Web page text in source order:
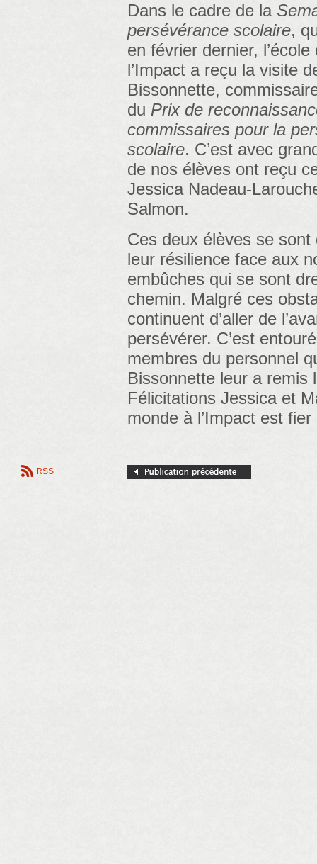
Dans le cadre de la
persévérance scolaire,
en février dernier,
l’Impact a reçu la visite
Bissonnette,
du Prix de
commissaires pour la
scolaire. C’est avec
de nos élèves ont reçu
Jessica Nadeau-
Salmon.
Ces deux élèves se sont
leur résilience face aux
embûches qui se sont
chemin. Malgré ces
continuent d’aller de
persévérer. C’est
membres du personnel
Bissonnette leur a remis
Félicitations Jessica et
monde à l’Impact est
RSS